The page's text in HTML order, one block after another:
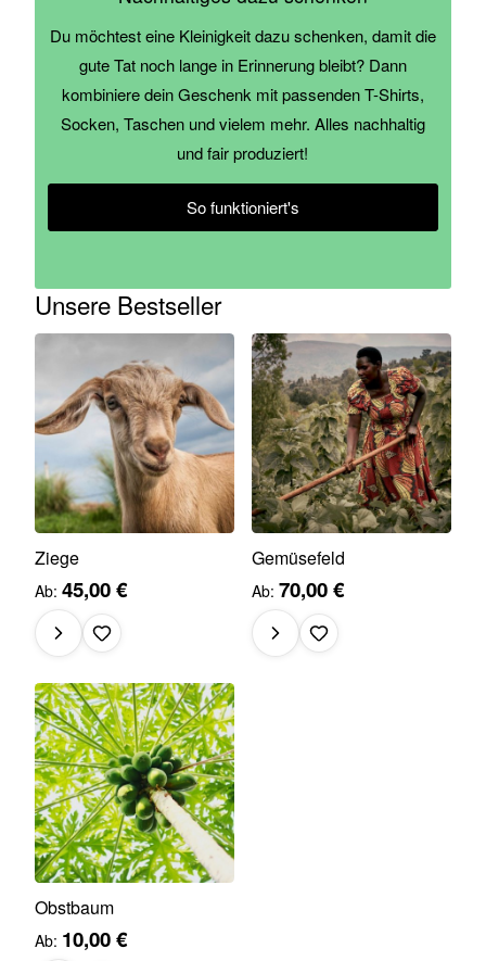
Du möchtest eine Kleinigkeit dazu schenken, damit die
gute Tat noch lange in Erinnerung bleibt? Dann
kombiniere dein Geschenk mit passenden T-Shirts,
Socken, Taschen und vielem mehr. Alles nachhaltig
und fair produziert!
So funktioniert's
Unsere Bestseller
Ziege
Ab 45,00 €
Gemüsefeld
Ab 70,00 €
Obstbaum
Ab 10,00 €